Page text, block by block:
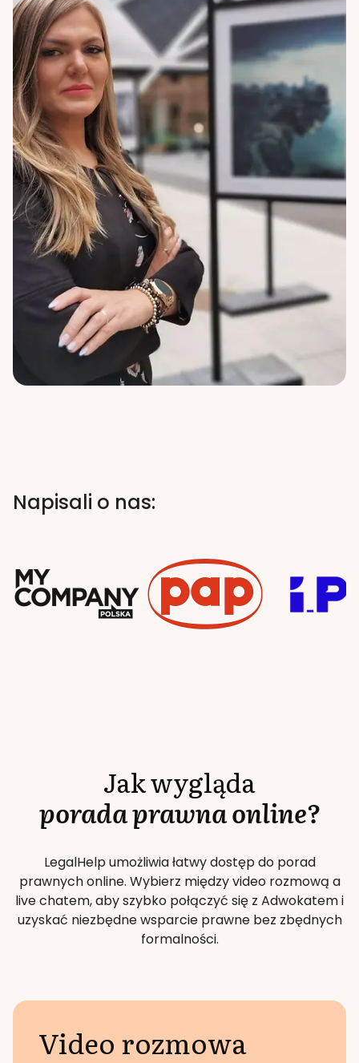
Napisali o nas:
Jak wygląda
porada prawna online?
LegalHelp umożliwia łatwy dostęp do porad
prawnych online. Wybierz między video rozmową a
live chatem, aby szybko połączyć się z Adwokatem i
uzyskać niezbędne wsparcie prawne bez zbędnych
formalności.
Video rozmowa